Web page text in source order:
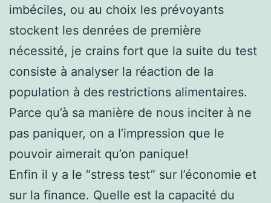
imbéciles, ou au choix les prévoyants
stockent les denrées de première
nécessité, je crains fort que la suite du test
consiste à analyser la réaction de la
population à des restrictions alimentaires.
Parce qu’à sa manière de nous inciter à ne
pas paniquer, on a l’impression que le
pouvoir aimerait qu’on panique!
Enfin il y a le “stress test” sur l’économie et
sur la finance. Quelle est la capacité du